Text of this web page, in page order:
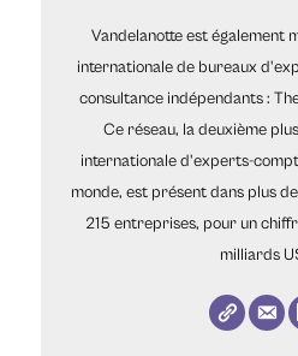
Vandelanotte est également
internationale de bureaux
consultance indépendants :
Ce réseau, la deuxième
internationale d'experts-
monde, est présent dans plus
215 entreprises, pour un
milliards